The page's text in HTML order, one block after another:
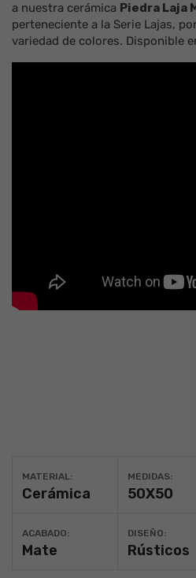
a nuestra cerámica Piedra Laja
perteneciente a la Serie Lajas,
variedad de colores. Disponible
MATERIAL:
Cerámica
MEDIDAS:
50X50
ACABADO:
Mate
DISEÑO:
Rústicos